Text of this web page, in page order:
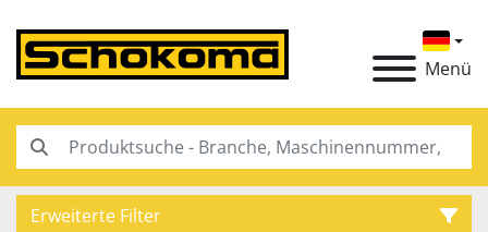
Menü
Erweiterte Filter